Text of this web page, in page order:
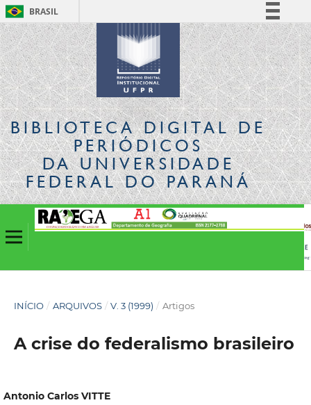
BRASIL
Simplifique!
Comunica BR
Participe
Acesso à informação
Legislação
Canais
BIBLIOTECA DIGITALDE
PERIÓDICOS
DA UNIVERSIDADE
FEDERAL DO PARANÁ
INÍCIO / ARQUIVOS / V. 3 (1999) / Artigos
A crise do federalismo brasileiro
Antonio Carlos VITTE